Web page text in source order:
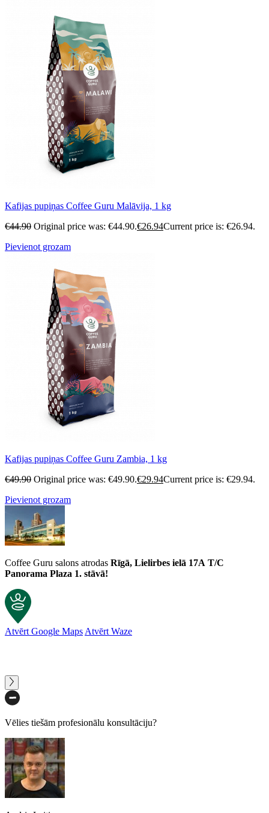
Kafijas pupiņas Coffee Guru Malāvija, 1 kg
€44.90 Original price was: €44.90.€26.94Current price is: €26.94.
Pievienot grozam
Kafijas pupiņas Coffee Guru Zambia, 1 kg
€49.90 Original price was: €49.90.€29.94Current price is: €29.94.
Pievienot grozam
Coffee Guru salons atrodas Rīgā, Lielirbes ielā 17A T/C
Panorama Plaza 1. stāvā!
Atvērt Google MapsAtvērt Waze
Vēlies tiešām profesionālu konsultāciju?